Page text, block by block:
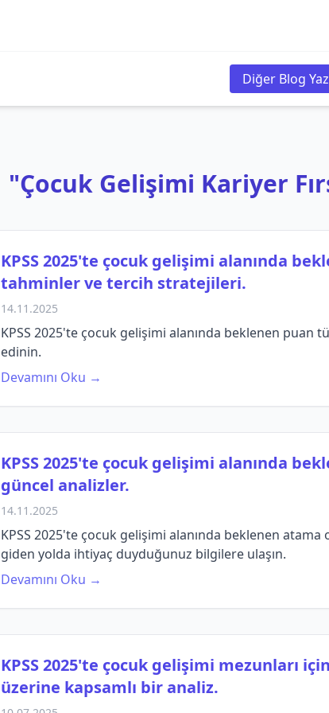
Diğer Blog
"Çocuk Gelişimi Kariyer
KPSS 2025'te çocuk gelişimi alanında
tahminler ve tercih stratejileri.
14.11.2025
KPSS 2025'te çocuk gelişimi alanında beklenen
edinin.
Devamını Oku →
KPSS 2025'te çocuk gelişimi alanında
güncel analizler.
14.11.2025
KPSS 2025'te çocuk gelişimi alanında beklenen
giden yolda ihtiyaç duyduğunuz bilgilere ulaşın.
Devamını Oku →
KPSS 2025'te çocuk gelişimi mezunları
üzerine kapsamlı bir analiz.